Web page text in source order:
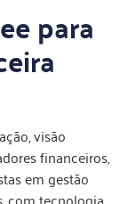
para
visão
financeiros,
em gestão